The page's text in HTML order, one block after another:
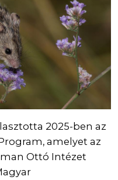
2025-ben az
amelyet az
Ottó Intézet